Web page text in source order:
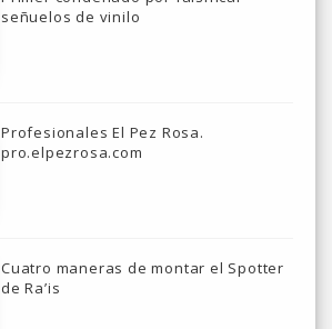
señuelos de vinilo
Profesionales El Pez Rosa.
pro.elpezrosa.com
Cuatro maneras de montar el Spotter
de Ra’is